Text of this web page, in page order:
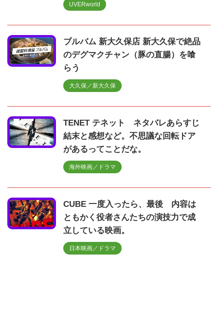
UVERworld
ブルバム 新大久保店 新大久保で絶品
のデグマクチャン（豚の直腸）を喰
らう
大久保／新大久保
TENET テネット ネタバレあらすじ
結末と感想など。不思議な回転ドア
があるってことだな。
海外映画／ドラマ
CUBE 一度入ったら、最後 内容は
ともかく役者さんたちの演技力で成
立している映画。
日本映画／ドラマ